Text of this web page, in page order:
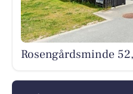
Rosengårdsminde